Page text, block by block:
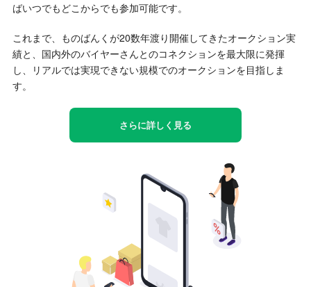
ばいつでもどこからでも参加可能です。
これまで、ものばんくが20数年渡り開催してきたオークション実
績と、国内外のバイヤーさんとのコネクションを最大限に発揮
し、リアルでは実現できない規模でのオークションを目指しま
す。
さらに詳しく見る